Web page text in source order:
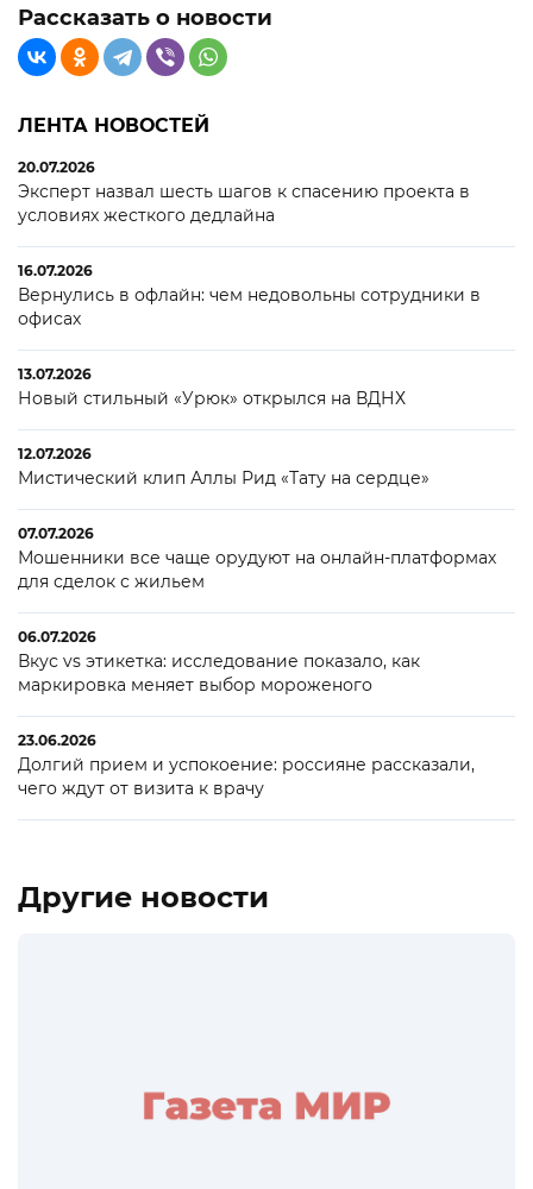
Рассказать о новости
ЛЕНТА НОВОСТЕЙ
20.07.2026
Эксперт назвал шесть шагов к спасению проекта в
условиях жесткого дедлайна
16.07.2026
Вернулись в офлайн: чем недовольны сотрудники в
офисах
13.07.2026
Новый стильный «Урюк» открылся на ВДНХ
12.07.2026
Мистический клип Аллы Рид «Тату на сердце»
07.07.2026
Мошенники все чаще орудуют на онлайн-платформах
для сделок с жильем
06.07.2026
Вкус vs этикетка: исследование показало, как
маркировка меняет выбор мороженого
23.06.2026
Долгий прием и успокоение: россияне рассказали,
чего ждут от визита к врачу
Другие новости